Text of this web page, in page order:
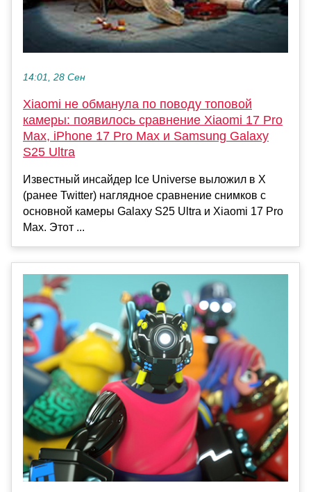
14:01, 28 Сен
Xiaomi не обманула по поводу топовой
камеры: появилось сравнение Xiaomi 17 Pro
Max, iPhone 17 Pro Max и Samsung Galaxy
S25 Ultra
Известный инсайдер Ice Universe выложил в X
(ранее Twitter) наглядное сравнение снимков с
основной камеры Galaxy S25 Ultra и Xiaomi 17 Pro
Max. Этот ...